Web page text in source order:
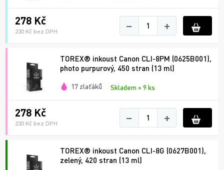
278 Kč
230 Kč bez DPH − +
TOREX® inkoust Canon CLI-8PM (0625B001),
photo purpurový, 450 stran (13 ml)
17 zlaťáků Skladem > 9 ks
278 Kč
230 Kč bez DPH − +
TOREX® inkoust Canon CLI-8G (0627B001),
zelený, 420 stran (13 ml)